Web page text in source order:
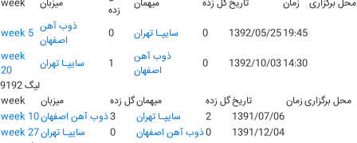
week
میزبان
زده
میهمان گل زدهتاریخ زمان
محل برگزاری
week 5 ذوب آهن
اصفهان
0 سايپـا تهران 0 1392/05/2519:45
week
20
سايپـا تهران 1
ذوب آهن
اصفهان
0 1392/10/0314:30
لیگ 9192
week
میزبان گل زدهمیهمان گل زدهتاریخ زمانمحل برگزاری
week 10ذوب آهن اصفهان3 سايپـا تهران 2
1391/07/06
week 27سايپـا تهران 0 ذوب آهن اصفهان0
1391/12/04